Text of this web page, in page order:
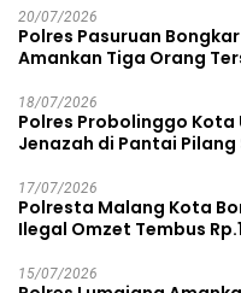
20/07/2026
Polres Pasuruan
Amankan Tiga Orang
18/07/2026
Polres Probolinggo Kota
Jenazah di Pantai
17/07/2026
Polresta Malang Kota
Ilegal Omzet Tembus
15/07/2026